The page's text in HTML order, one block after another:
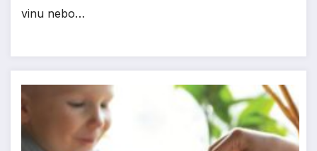
vinu nebo…